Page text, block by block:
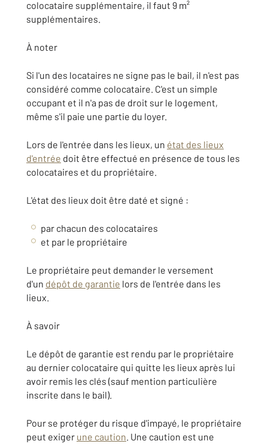
colocataire supplémentaire, il faut 9 m²
supplémentaires.
À noter
Si l'un des locataires ne signe pas le bail, il n'est pas
considéré comme colocataire. C'est un simple
occupant et il n'a pas de droit sur le logement,
même s'il paie une partie du loyer.
Lors de l'entrée dans les lieux, un état des lieux
d'entrée doit être effectué en présence de tous les
colocataires et du propriétaire.
L'état des lieux doit être daté et signé :
par chacun des colocataires
et par le propriétaire
Le propriétaire peut demander le versement
d'un dépôt de garantie lors de l'entrée dans les
lieux.
À savoir
Le dépôt de garantie est rendu par le propriétaire
au dernier colocataire qui quitte les lieux après lui
avoir remis les clés (sauf mention particulière
inscrite dans le bail).
Pour se protéger du risque d'impayé, le propriétaire
peut exiger une caution. Une caution est une